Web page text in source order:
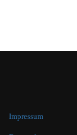
Impressum